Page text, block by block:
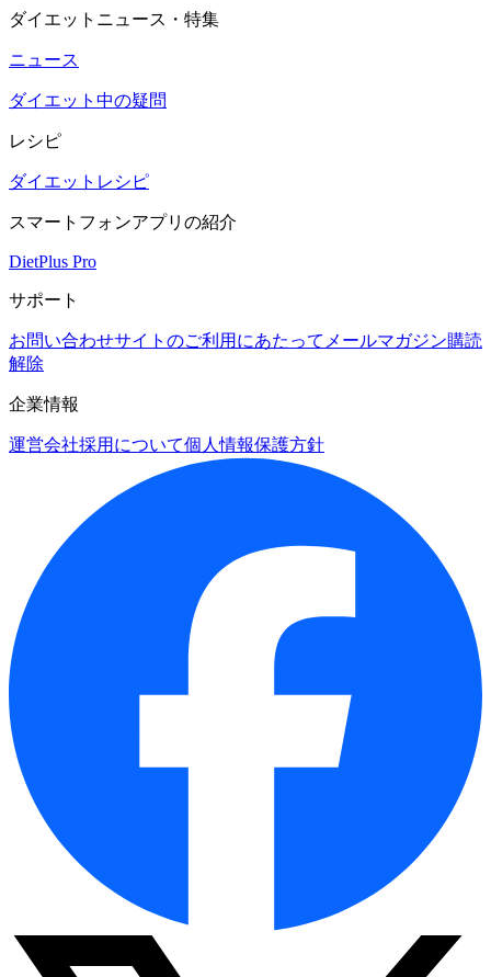
ダイエットニュース・特集
ニュース
ダイエット中の疑問
レシピ
ダイエットレシピ
スマートフォンアプリの紹介
DietPlus Pro
サポート
お問い合わせサイトのご利用にあたって メールマガジン購読
解除
企業情報
運営会社採用について個人情報保護方針